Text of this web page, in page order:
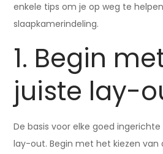
enkele tips om je op weg te
slaapkamerindeling.
1. Begin
juiste lay-
De basis voor elke goed
lay-out. Begin met het kiezen van